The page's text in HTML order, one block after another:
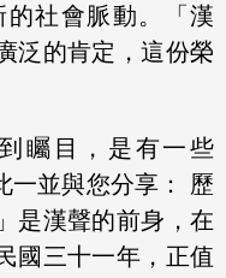
社會脈動。「漢
泛的肯定，這份榮
矚目，是有一些
一並與您分享： 歷
是漢聲的前身，在
國三十一年，正值